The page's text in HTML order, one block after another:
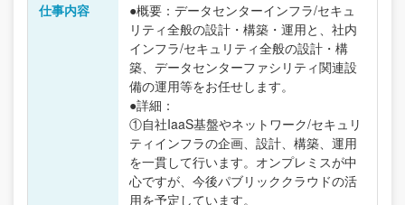
仕事内容
●概要：データセンターインフラ/セキュ
リティ全般の設計・構築・運用と、社内
インフラ/セキュリティ全般の設計・構
築、データセンターファシリティ関連設
備の運用等をお任せします。
●詳細：
①自社IaaS基盤やネットワーク/セキュリ
ティインフラの企画、設計、構築、運用
を一貫して行います。オンプレミスが中
心ですが、今後パブリッククラウドの活
用を予定しています。